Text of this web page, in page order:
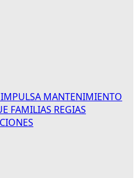
MANTENIMIENTO
FAMILIAS REGIAS